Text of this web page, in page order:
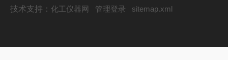
技术支持： 化工仪器网 管理登录 sitemap.xml